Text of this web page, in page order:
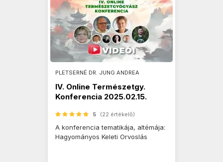
PLETSERNÉ DR. JUNG ANDREA
IV. Online Természetgy.
Konferencia 2025.02.15.
5 (22 értékelő)
A konferencia tematikája, altémája:
Hagyományos Keleti Orvoslás